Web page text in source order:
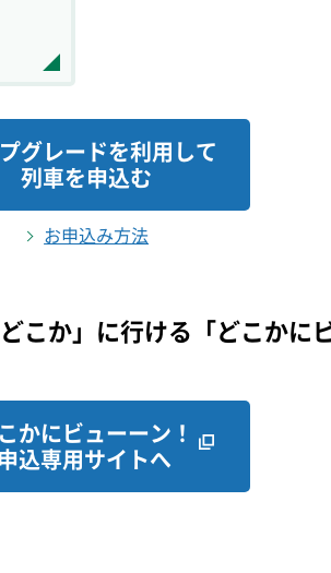
グレードを利用して
列車を申込む
お申込み方法
か」に行ける「どこかに
かにビューーン！
申込専用サイトへ別ウインドウで開きます